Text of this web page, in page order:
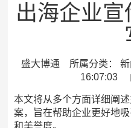
出海企业
盛大博通 所属分类：
16:07:03
本文将从多个方面详细阐
案，旨在帮助企业更好地
和美誉度。